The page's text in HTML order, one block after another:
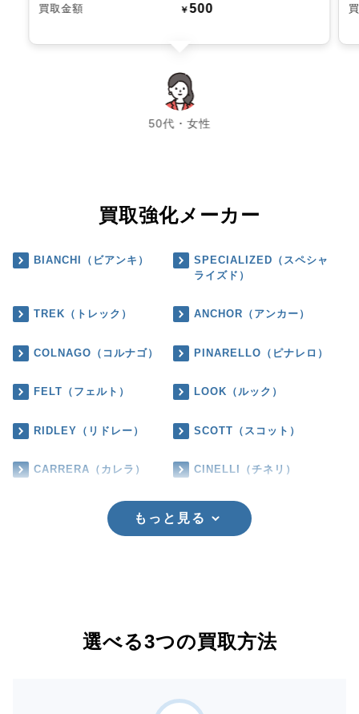
買取金額 ￥500
50代・女性
chevron_left chevron_right
買取強化メーカー
BIANCHI（ビアンキ）
SPECIALIZED（スペシャ
ライズド）
TREK（トレック） ANCHOR（アンカー）
COLNAGO（コルナゴ） PINARELLO（ピナレロ）
FELT（フェルト） LOOK（ルック）
RIDLEY（リドレー） SCOTT（スコット）
CARRERA（カレラ） CINELLI（チネリ）
もっと見る
選べる3つの買取方法